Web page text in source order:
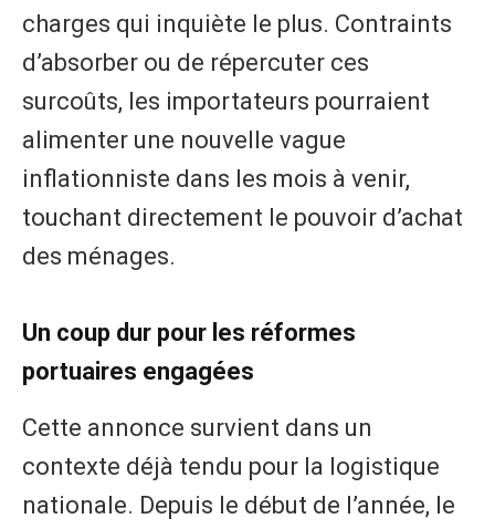
charges qui inquiète le plus. Contraints
d’absorber ou de répercuter ces
surcoûts, les importateurs pourraient
alimenter une nouvelle vague
inflationniste dans les mois à venir,
touchant directement le pouvoir d’achat
des ménages.
Un coup dur pour les réformes
portuaires engagées
Cette annonce survient dans un
contexte déjà tendu pour la logistique
nationale. Depuis le début de l’année, le